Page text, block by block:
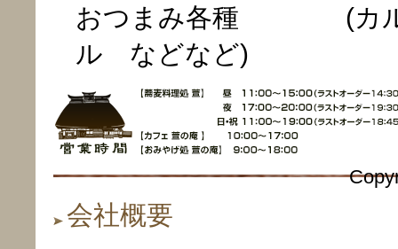
おつまみ各種 (カルビ
ル などなど)
会社概要